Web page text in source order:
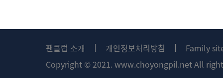
팬클럽 소개 개인정보처리방침
Family
Copyright © 2021. www.choyongpil.net All